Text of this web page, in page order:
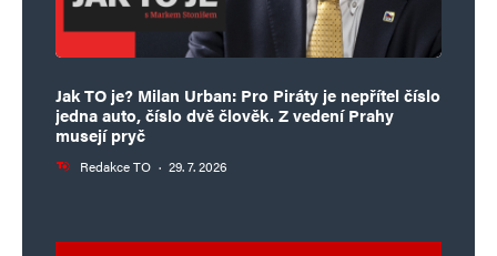
Jak TO je? Milan Urban: Pro Piráty je nepřítel číslo
jedna auto, číslo dvě člověk. Z vedení Prahy
musejí pryč
Redakce TO · 29. 7. 2026